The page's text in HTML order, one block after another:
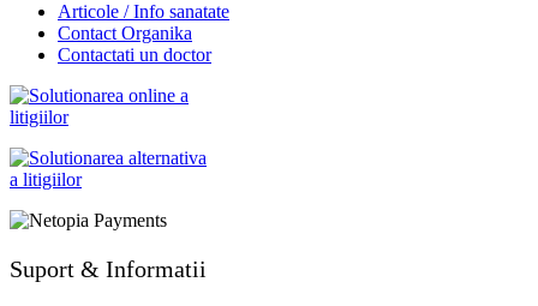
Articole / Info sanatate
Contact Organika
Contactati un doctor
Suport & Informatii